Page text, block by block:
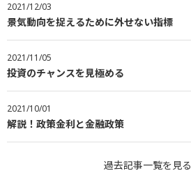
2021/12/03
景気動向を捉えるために外せない指標
2021/11/05
投資のチャンスを見極める
2021/10/01
解説！政策金利と金融政策
過去記事一覧を見る